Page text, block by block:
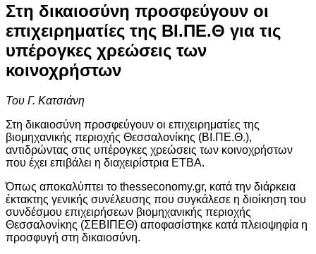
Στη δικαιοσύνη προσφεύγουν οι
επιχειρηματίες της ΒΙ.ΠΕ.Θ για τις
υπέρογκες χρεώσεις των
κοινοχρήστων
Του Γ. Κατσιάνη
Στη δικαιοσύνη προσφεύγουν οι επιχειρηματίες της
βιομηχανικής περιοχής Θεσσαλονίκης (ΒΙ.ΠΕ.Θ.),
αντιδρώντας στις υπέρογκες χρεώσεις των κοινοχρήστων
που έχει επιβάλει η διαχειρίστρια ΕΤΒΑ.
Όπως αποκαλύπτει το thesseconomy.gr, κατά την διάρκεια
έκτακτης γενικής συνέλευσης που συγκάλεσε η διοίκηση του
συνδέσμου επιχειρήσεων βιομηχανικής περιοχής
Θεσσαλονίκης (ΣΕΒΙΠΕΘ) αποφασίστηκε κατά πλειοψηφία η
προσφυγή στη δικαιοσύνη.